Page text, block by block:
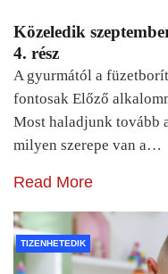
Közeledik
4. rész
A gyurmától a
fontosak Előző
Most haladjunk tovább
milyen szerepe van a…
Read More
TIZENHETEDIK